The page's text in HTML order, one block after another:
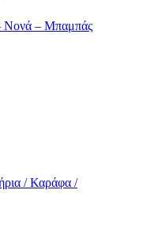
Νονά – Μπαμπάς
/ Καράφα /